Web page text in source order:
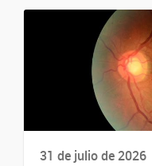
31 de julio de 2026